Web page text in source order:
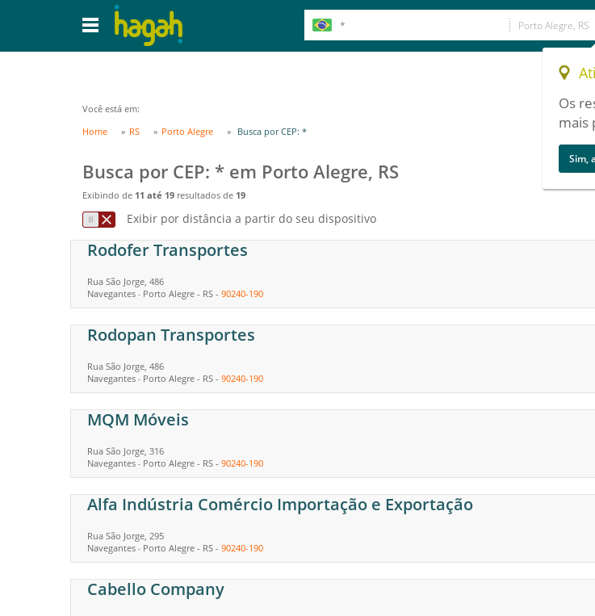
Os
mais
Sim,
Você está em:
Home
RS Porto Alegre Busca por CEP: *
Busca por CEP: * em Porto Alegre, RS
Exibindo de 11 até 19 resultados de 19
Exibir por distância a partir do seu dispositivo
Rodofer Transportes
Rua São Jorge, 486
Navegantes - Porto Alegre - RS - 90240-190
Rodopan Transportes
Rua São Jorge, 486
Navegantes - Porto Alegre - RS - 90240-190
MQM Móveis
Rua São Jorge, 316
Navegantes - Porto Alegre - RS - 90240-190
Alfa Indústria Comércio Importação e Exportação
Rua São Jorge, 295
Navegantes - Porto Alegre - RS - 90240-190
Cabello Company